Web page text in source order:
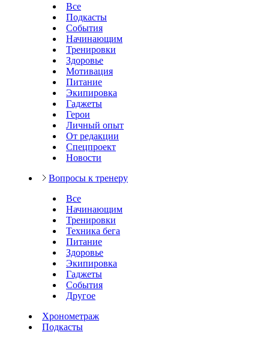
Все
Подкасты
События
Начинающим
Тренировки
Здоровье
Мотивация
Питание
Экипировка
Гаджеты
Герои
Личный опыт
От редакции
Спецпроект
Новости
Вопросы к тренеру
Все
Начинающим
Тренировки
Техника бега
Питание
Здоровье
Экипировка
Гаджеты
События
Другое
Хронометраж
Подкасты